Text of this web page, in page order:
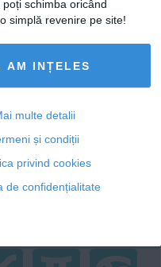
schimba oricând
simplă revenire pe site!
AM INȚELES
multe detalii
și condiții
privind cookies
de confidențialitate